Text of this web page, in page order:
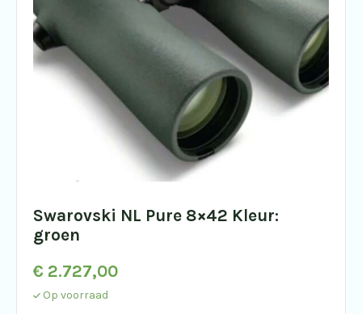
Swarovski NL Pure 8×42 Kleur:
groen
€ 2.727,00
Op voorraad